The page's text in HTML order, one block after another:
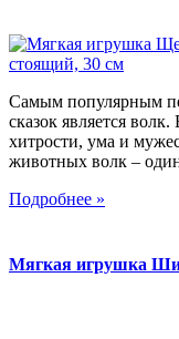
Самым популярным
сказок является
хитрости, ума и
животных волк –
Подробнее »
Мягкая игрушка